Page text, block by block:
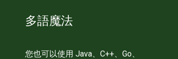
多語魔法
您也可以使用 Java、C++、Go、